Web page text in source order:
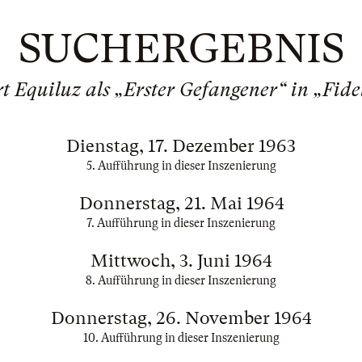
SUCHERGEBNIS
Equiluz als „Erster Gefangener“ in
Dienstag, 17. Dezember 1963
5. Aufführung in dieser Inszenierung
Donnerstag, 21. Mai 1964
7. Aufführung in dieser Inszenierung
Mittwoch, 3. Juni 1964
8. Aufführung in dieser Inszenierung
Donnerstag, 26. November 1964
10. Aufführung in dieser Inszenierung